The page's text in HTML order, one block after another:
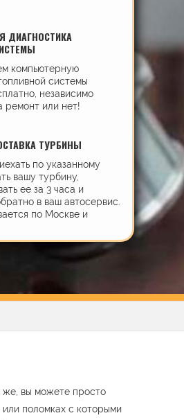
ДИАГНОСТИКА
компьютерную
системы
независимо
ремонт или нет!
ТУРБИНЫ
по указанному
вашу турбину,
ее за 3 часа и
в ваш автосервис.
по Москве и
же, вы можете просто
поломках с которыми